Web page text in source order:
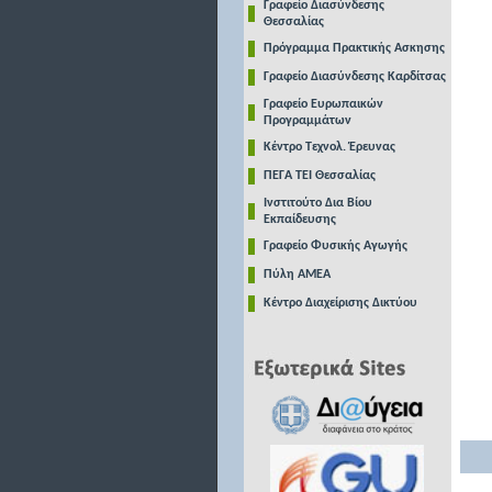
Γραφείο Διασύνδεσης
Θεσσαλίας
Πρόγραμμα Πρακτικής Ασκησης
Γραφείο Διασύνδεσης Καρδίτσας
Γραφείο Ευρωπαικών
Προγραμμάτων
Κέντρο Τεχνολ. Έρευνας
ΠΕΓΑ ΤΕΙ Θεσσαλίας
Ινστιτούτο Δια Βίου
Εκπαίδευσης
Γραφείο Φυσικής Αγωγής
Πύλη ΑΜΕΑ
Κέντρο Διαχείρισης Δικτύου